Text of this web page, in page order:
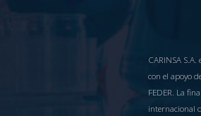
CARINSA
con el apoyo
FEDER. La
internacional